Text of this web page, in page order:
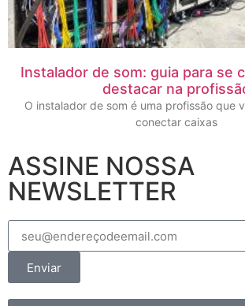
Instalador de som: guia para se
destacar na
O instalador de som é uma profissão que
conectar caixas
ASSINE NOSSA
NEWSLETTER
Enviar